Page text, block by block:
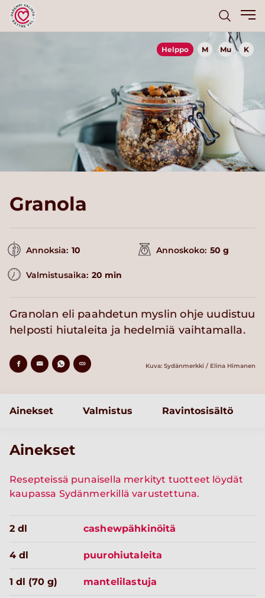
Helppo M Mu K
Granola
Annoksia: 10 Annoskoko: 50 g
Valmistusaika: 20 min
Granolan eli paahdetun myslin ohje uudistuu
helposti hiutaleita ja hedelmiä vaihtamalla.
Kuva: Sydänmerkki / Elina Himanen
Ainekset Valmistus Ravintosisältö
Ainekset
Resepteissä punaisella merkityt tuotteet löydät
kaupassa Sydänmerkillä varustettuna.
2 dl cashewpähkinöitä
4 dl puurohiutaleita
1 dl (70 g) mantelilastuja